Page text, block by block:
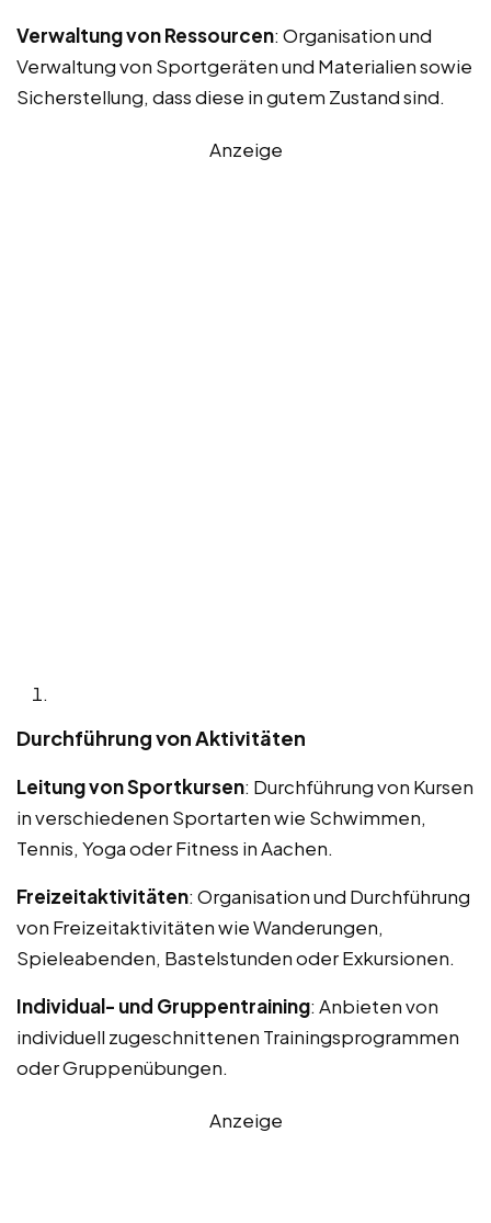
Verwaltung von Ressourcen: Organisation und
Verwaltung von Sportgeräten und Materialien sowie
Sicherstellung, dass diese in gutem Zustand sind.
Anzeige
Durchführung von Aktivitäten
Leitung von Sportkursen: Durchführung von Kursen
in verschiedenen Sportarten wie Schwimmen,
Tennis, Yoga oder Fitness in Aachen.
Freizeitaktivitäten: Organisation und Durchführung
von Freizeitaktivitäten wie Wanderungen,
Spieleabenden, Bastelstunden oder Exkursionen.
Individual- und Gruppentraining: Anbieten von
individuell zugeschnittenen Trainingsprogrammen
oder Gruppenübungen.
Anzeige